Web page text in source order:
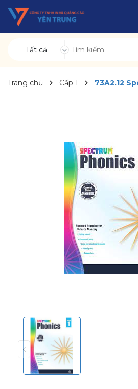
Tất cả
Trang chủ Cấp 1 73A2.12